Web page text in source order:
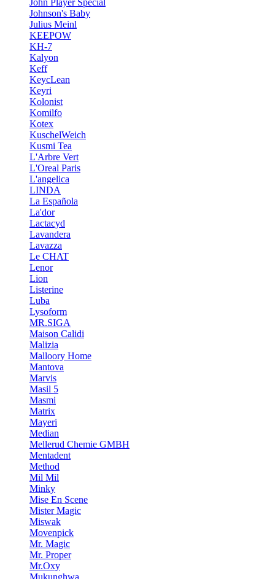
John Player Special
Johnson's Baby
Julius Meinl
KEEPOW
KH-7
Kalyon
Keff
KeycLean
Keyri
Kolonist
Komilfo
Kotex
KuschelWeich
Kusmi Tea
L'Arbre Vert
L'Oreal Paris
L'angelica
LINDA
La Española
La'dor
Lactacyd
Lavandera
Lavazza
Le CHAT
Lenor
Lion
Listerine
Luba
Lysoform
MR.SIGA
Maison Calidi
Malizia
Malloory Home
Mantova
Marvis
Masil 5
Masmi
Matrix
Mayeri
Median
Mellerud Chemie GMBH
Mentadent
Method
Mil Mil
Minky
Mise En Scene
Mister Magic
Miswak
Movenpick
Mr. Magic
Mr. Proper
Mr.Oxy
Mukunghwa